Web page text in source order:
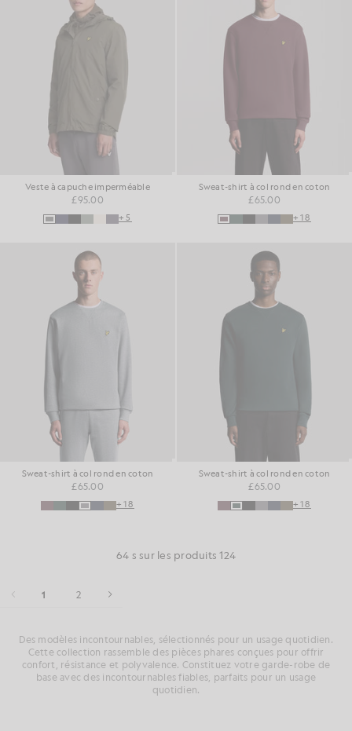
Veste à capuche imperméable
£95.00
+5
Sweat-shirt à col rond en coton
£65.00
+18
Sweat-shirt à col rond en coton
£65.00
+18
Sweat-shirt à col rond en coton
£65.00
+18
64 s sur les produits 124
1 2
Des modèles incontournables, sélectionnés pour un usage quotidien.
Cette collection rassemble des pièces phares conçues pour offrir
confort, résistance et polyvalence. Constituez votre garde-robe de
base avec des incontournables fiables, parfaits pour un usage
quotidien.